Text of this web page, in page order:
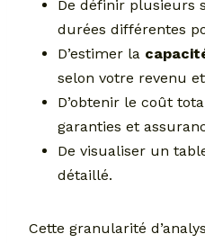
De définir plusieurs
durées différentes
D’estimer la
selon votre revenu
D’obtenir le coût
garanties et
De visualiser un
détaillé.
Cette granularité